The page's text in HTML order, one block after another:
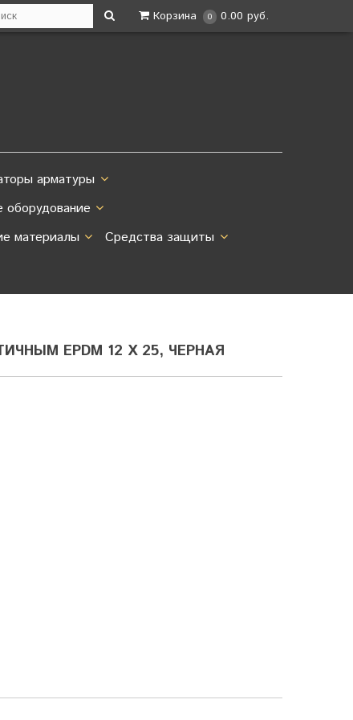
Корзина 0 0.00 руб.
арматуры
оборудование
материалы
Средства защиты
EPDM 12 Х 25, ЧЕРНАЯ